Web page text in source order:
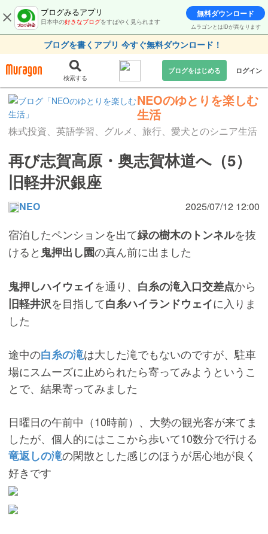
ブログみるアプリ
日本中の好きなブログをすばやく見られます
無料ダウンロード
ムラゴンとはIDが異なります
ブログを書くアプリ 今すぐ無料ダウンロード！
検索する
ブログをはじめる ログイン
NEOのゆとりを楽しむ
生活
株式投資、英語学習、グルメ、旅行、愛犬とのシニア生活
再び志賀高原・奥志賀林道へ（5）
旧軽井沢銀座
NEO 2025/07/12 12:00
宿泊したペンションを出て緑の樹木のトンネルを抜
けると 鬼押出し園の真ん前に出ました
鬼押しハイウェイを通り、 白糸の滝入口交差点から
旧軽井沢を目指して白糸ハイランドウェイに入りま
した
途中の白糸の滝は大した滝でもないのですが、駐車
場にスムーズに止められたら寄ってみようというこ
とで、結果寄ってみました
日曜日の午前中（10時前）、大勢の観光客が来てま
したが、個人的にはここから歩いて10数分で行ける
竜返しの滝の閑散とした感じのほうが居心地が良く
好きです